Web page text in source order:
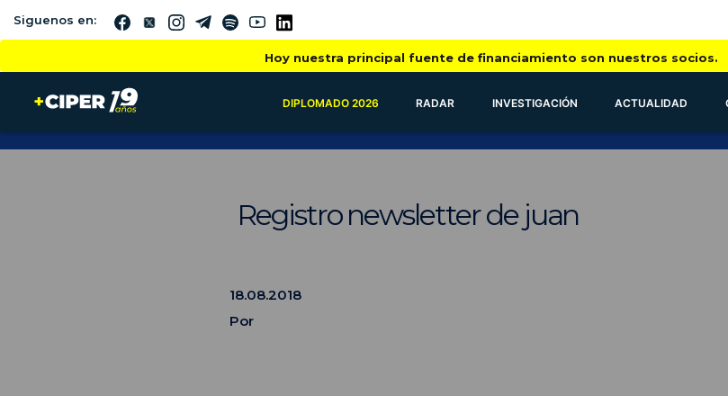
Siguenos en:
Hoy nuestra principal fuente de financiamiento son nuestros socios.
DIPLOMADO 2026 RADAR INVESTIGACIÓN ACTUALIDAD
Registro newsletter de juan
18.08.2018
Por